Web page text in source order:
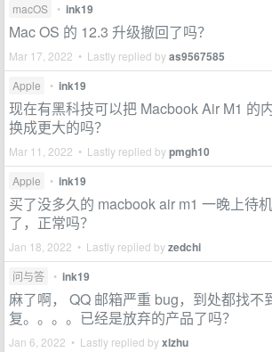
macOS • ink19
Mac OS 的 12.3 升级撤回了吗？
Mar 17, 2022 • Lastly replied byas9567585
Apple • ink19
现在有黑科技可以把 Macbook Air M1 的
换成更大的吗？
Mar 11, 2022 • Lastly replied bypmgh10
Apple • ink19
买了没多久的 macbook air m1 一晚上待
了，正常吗？
Jan 18, 2022 • Lastly replied byzedchi
问与答 • ink19
麻了啊， QQ 邮箱严重 bug，到处都找不
复。。。。已经是放弃的产品了吗？
Jan 6, 2022 • Lastly replied byxlzhu